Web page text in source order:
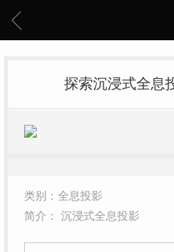
探索沉浸式全息
类别：全息投影
简介： 沉浸式全息投影